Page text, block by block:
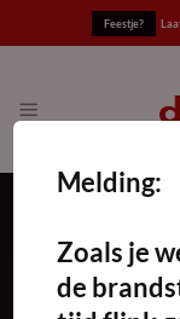
Feestje?
Melding:
Zoals je
de